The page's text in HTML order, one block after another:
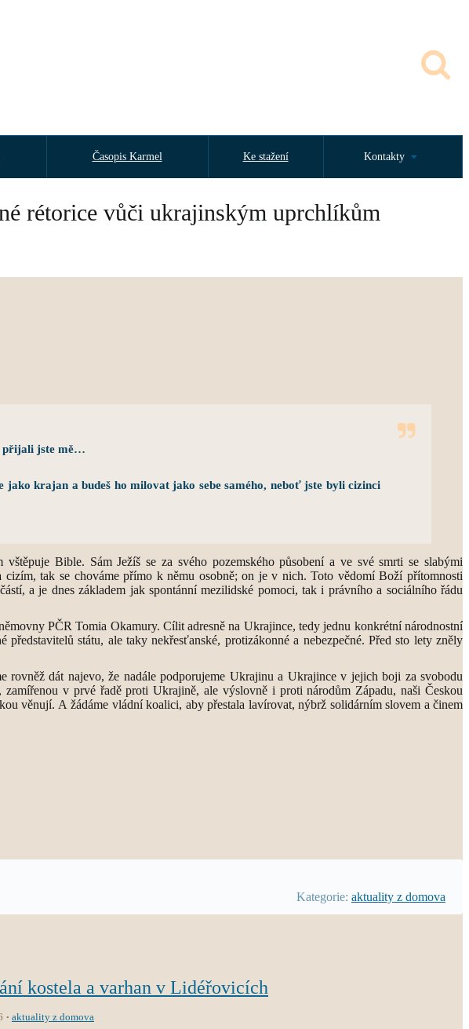
Časopis Karmel Ke stažení Kontakty
rétorice vůči ukrajinským uprchlíkům
přijali jste mě…
krajan a budeš ho milovat jako sebe samého, neboť jste byli cizinci
Bible. Sám Ježíš se za svého pozemského působení a ve své smrti se slabými
tak se chováme přímo k němu osobně; on je v nich. Toto vědomí Boží přítomnosti
a je dnes základem jak spontánní mezilidské pomoci, tak i právního a sociálního řádu
PČR Tomia Okamury. Cílit adresně na Ukrajince, tedy jednu konkrétní národnostní
státu, ale taky nekřesťanské, protizákonné a nebezpečné. Před sto lety zněly
dát najevo, že nadále podporujeme Ukrajinu a Ukrajince v jejich boji za svobodu
v prvé řadě proti Ukrajině, ale výslovně i proti národům Západu, naši Českou
věnují. A žádáme vládní koalici, aby přestala lavírovat, nýbrž solidárním slovem a činem
Kategorie: aktuality z domova
kostela a varhan v Lidéřovicích
aktuality z domova